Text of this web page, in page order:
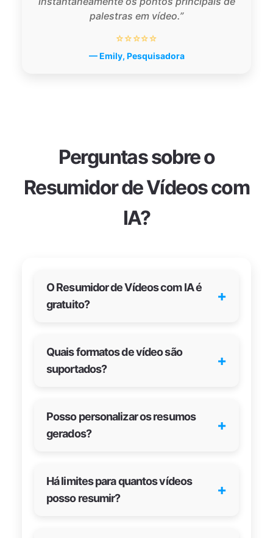
palestras em vídeo.”
⭐⭐⭐⭐⭐
— Emily, Pesquisadora
Perguntas sobre o
Resumidor de Vídeos com
IA?
O Resumidor de Vídeos com IA é
gratuito?
+
Quais formatos de vídeo são
suportados?
+
Posso personalizar os resumos
gerados?
+
Há limites para quantos vídeos
posso resumir?
+